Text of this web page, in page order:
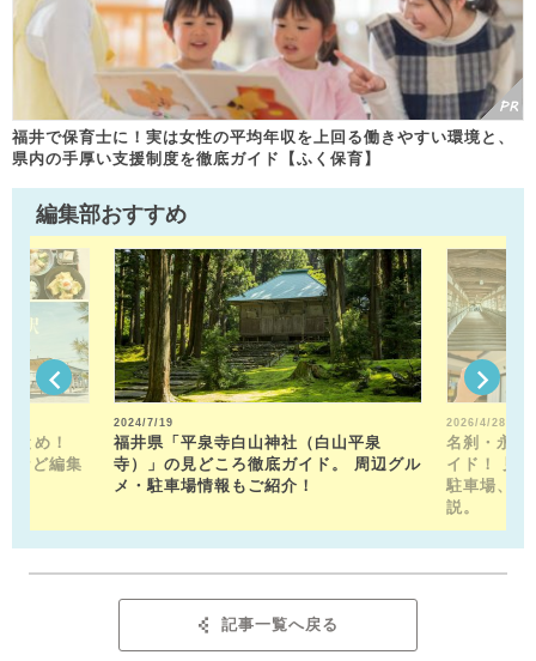
福井で保育士に！実は女性の平均年収を上回る働きやすい環境と、
県内の手厚い支援制度を徹底ガイド【ふく保育】
編集部おすすめ
とめ！
など編集
2024/7/19
福井県「平泉寺白山神社（白山平泉
寺）」の見どころ徹底ガイド。 周辺グル
メ・駐車場情報もご紹介！
2026/4/28
名刹・永平
イド！ 見
駐車場、お
説。
記事一覧へ戻る